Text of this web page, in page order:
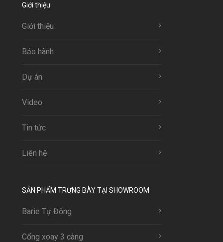
Giới thiệu
Giới thiệu
Bảo hành
Dự án
Video
Tin tức
Liên hệ
SẢN PHẨM TRƯNG BÀY TẠI SHOWROOM
Barie Tự Động
Cổng xoay 3 càng